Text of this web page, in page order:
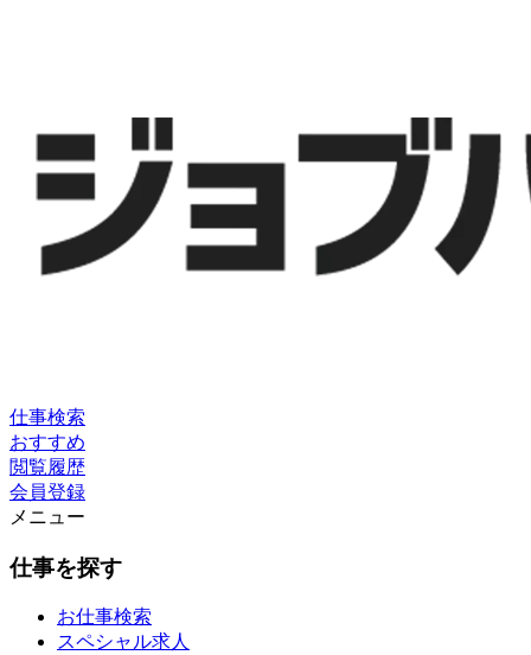
仕事検索
おすすめ
閲覧履歴
会員登録
メニュー
仕事を探す
お仕事検索
スペシャル求人